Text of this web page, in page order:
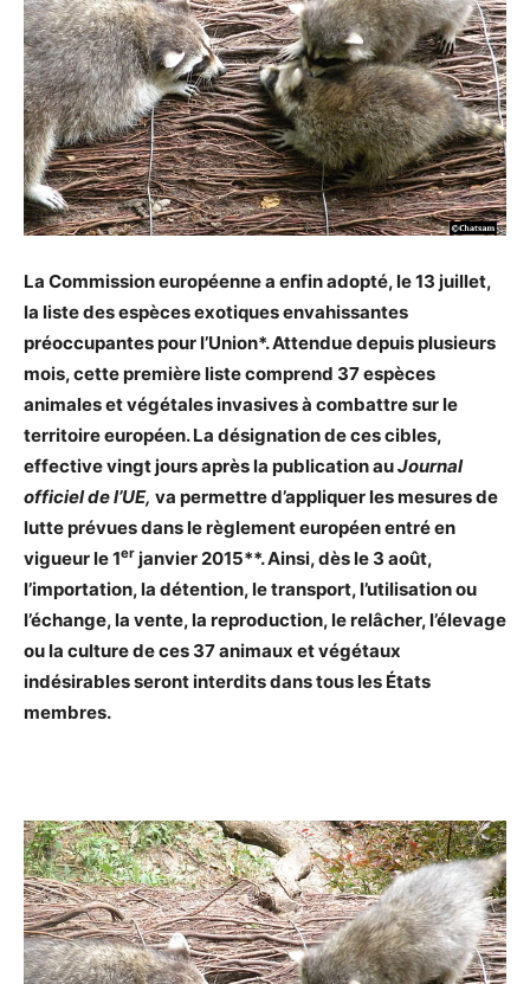
La Commission européenne a enfin adopté, le 13 juillet,
la liste des espèces exotiques envahissantes
préoccupantes pour l’Union*. Attendue depuis plusieurs
mois, cette première liste comprend 37 espèces
animales et végétales invasives à combattre sur le
territoire européen. La désignation de ces cibles,
effective vingt jours après la publication auJournal
officiel de l’UE, va permettre d’appliquer les mesures de
lutte prévues dans le règlement européen entré en
vigueur le 1er janvier 2015**. Ainsi, dès le 3 août,
l’importation, la détention, le transport, l’utilisation ou
l’échange, la vente, la reproduction, le relâcher, l’élevage
ou la culture de ces 37 animaux et végétaux
indésirables seront interdits dans tous les États
membres.